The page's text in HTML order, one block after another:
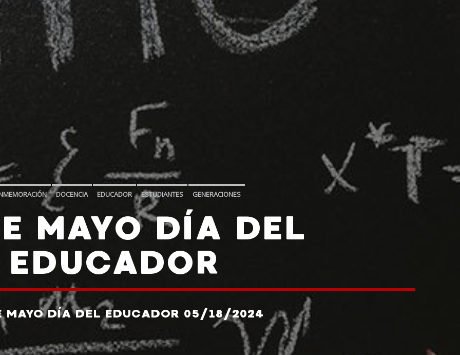
DOCENCIA EDUCADOR ESTUDIANTES GENERACIONES
MAYO DÍA DEL
EDUCADOR
MAYO DÍA DEL EDUCADOR 05/18/2024